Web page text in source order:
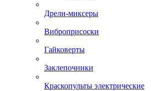
Дрели-миксеры
Виброприсоски
Гайковерты
Заклепочники
Краскопульты электрические